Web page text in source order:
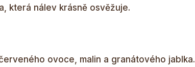
která nálev krásně osvěžuje.
ovoce, malin a granátového jablka.